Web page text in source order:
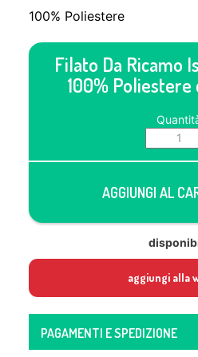
100% Poliestere
Filato Da Ricamo
100%
AGGIUNGI AL
aggiungi alla
PAGAMENTI E SPEDIZIONE